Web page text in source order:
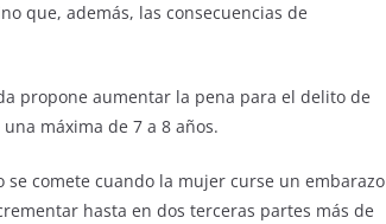
que, además, las consecuencias de
propone aumentar la pena para el delito de
máxima de 7 a 8 años.
comete cuando la mujer curse un embarazo
hasta en dos terceras partes más de